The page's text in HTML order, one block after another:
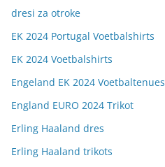
dresi za otroke
EK 2024 Portugal Voetbalshirts
EK 2024 Voetbalshirts
Engeland EK 2024 Voetbaltenues
England EURO 2024 Trikot
Erling Haaland dres
Erling Haaland trikots